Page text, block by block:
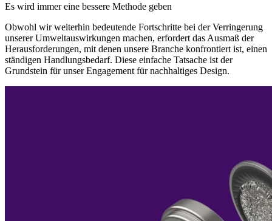
Es wird immer eine bessere Methode geben
Obwohl wir weiterhin bedeutende Fortschritte bei der Verringerung
unserer Umweltauswirkungen machen, erfordert das Ausmaß der
Herausforderungen, mit denen unsere Branche konfrontiert ist, einen
ständigen Handlungsbedarf. Diese einfache Tatsache ist der
Grundstein für unser Engagement für nachhaltiges Design.